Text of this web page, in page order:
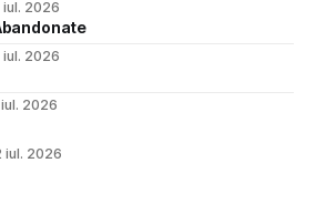
iul. 2026
iul. 2026
iul. 2026
iul. 2026